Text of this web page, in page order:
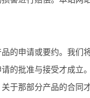
的申请或要约。我
的批准与接受才成
于那部分产品的合